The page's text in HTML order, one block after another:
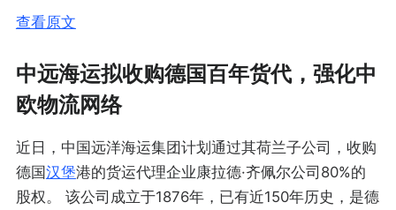
查看原文
中远海运拟收购德国百年货代，强化中
欧物流网络
近日，中国远洋海运集团计划通过其荷兰子公司，收购
德国汉堡港的货运代理企业康拉德·齐佩尔公司80%的
股权。 该公司成立于1876年，已有近150年历史，是德